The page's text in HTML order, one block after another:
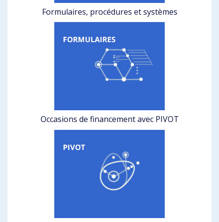
Formulaires, procédures et systèmes
Occasions de financement avec PIVOT